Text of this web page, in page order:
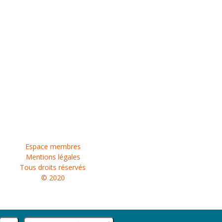
Espace membres
Mentions légales
Tous droits réservés
© 2020